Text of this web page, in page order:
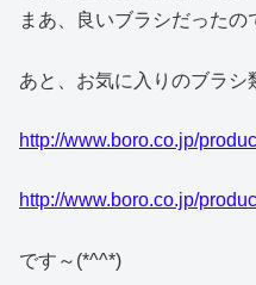
まあ、良いブラシだった
あと、お気に入りのブラシ
http://www.boro.co.jp/
http://www.boro.co.jp/
です～(*^^*)